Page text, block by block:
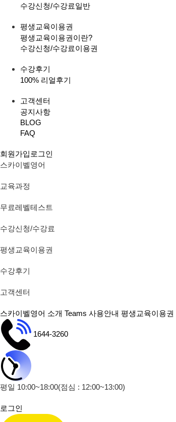
수강신청/수강료일반
평생교육이용권
평생교육이용권이란?
수강신청/수강료이용권
수강후기
100% 리얼후기
고객센터
공지사항
BLOG
FAQ
회원가입 로그인
스카이벨영어
교육과정
무료레벨테스트
수강신청/수강료
평생교육이용권
수강후기
고객센터
스카이벨영어 소개 Teams 사용안내 평생교육이용권
1644-3260
평일 10:00~18:00(점심 : 12:00~13:00)
로그인